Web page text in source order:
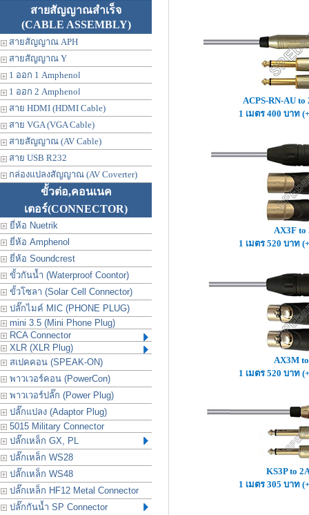
สายสัญญาณสำเร็จ
(CABLE ASSEMBLY)
สายสัญญาณ APH
สายสัญญาณ Y
1 ออก 1 Amphenol
1 ออก 2 Amphenol
สาย HDMI (HDMI Cable)
สาย VGA (VGA Cable)
สายสัญญาณ (AV Cable)
สาย USB R232
กล่องแปลงสัญญาณ (AV Coverter)
ขั้วต่อ,คอนเนค
เตอร์(CONNECTOR)
ยี่ห้อ Nuetrik
ยี่ห้อ Amphenol
ยี่ห้อ Soundcrest
ขั้วกันน้ำ (Waterproof Coontor)
ขั้วโซลา (Solar Cell Connector)
ปลั๊กไมค์ MIC (PHONE PLUG)
mini 3.5 (Mini Phone Plug)
RCA Connector
XLR (XLR Plug)
สเปคคอน (SPEAK-ON)
พาวเวอร์คอน (PowerCon)
พาวเวอร์ปลั๊ก (Power Plug)
ปลั๊กแปลง (Adaptor Plug)
5015 Military Connector
ปลั๊กเหล็ก GX, PL
ปลั๊กเหล็ก WS28
ปลั๊กเหล็ก WS48
ปลั๊กเหล็ก HF12 Metal Connector
ปลั๊กกันน้ำ SP Connector
ACPS-RN-AU
1 เมตร 400 บาท
AX3F to
1 เมตร 520 บาท
AX3M
1 เมตร 520 บาท
KS3P to
1 เมตร 305 บาท